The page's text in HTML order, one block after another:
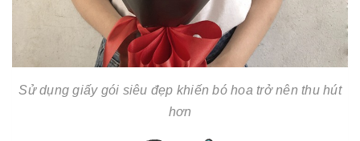
Sử dụng giấy gói siêu đẹp khiến bó hoa trở nên thu hút
hơn